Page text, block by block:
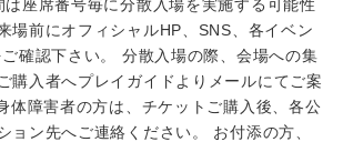
座席番号毎に分散入場を実施する可能性
場前にオフィシャルHP、SNS、各イベン
確認下さい。 分散入場の際、会場への集
購入者へプレイガイドよりメールにてご案
体障害者の方は、チケットご購入後、各公
ョン先へご連絡ください。 お付添の方、